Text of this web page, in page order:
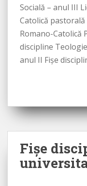
Socială – anul III
Catolică
Romano-Catolică
discipline
anul II Fișe
Fişe